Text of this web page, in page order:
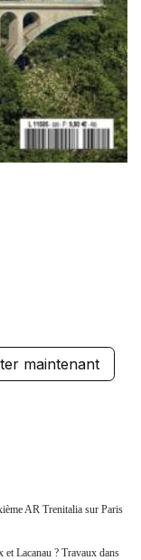
maintenant
AR Trenitalia sur Paris
Lacanau ? Travaux dans